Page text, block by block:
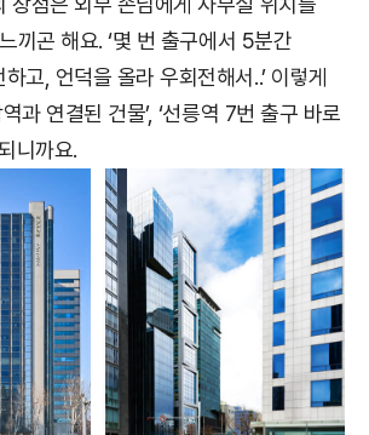
끼곤 해요. ‘몇 번 출구에서 5분간
고, 언덕을 올라 우회전해서..’ 이렇게
과 연결된 건물’, ‘선릉역 7번 출구 바로
니까요.